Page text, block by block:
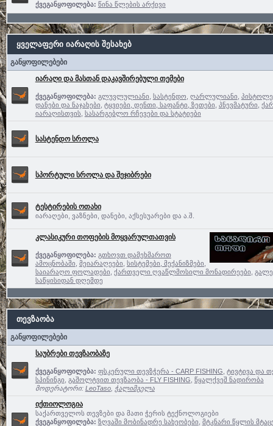
ქვეგანყოფილება: წინა წლების არქივი
ყველაფერი იარაღის შესახებ
განყოფილებები
იარაღი და მასთან დაკავშირებული თემები
ქვეგანყოფილება: გლუვლულიანი სასტენდო ღარლულიანი
დანები და ნაჯახები ტყვიები, დენთი, საფანტი, ზეთები პნევმატური
იარაღისთვის, სასარგებლო რჩევები და სტატიები
სასტენდო სროლა
სპორტული სროლა და შეჯიბრები
ტესტირების ოთახი
იარაღები, ვაზნები, დანები, აქსესუარები და ა.შ.
კლასიკური თოფების მოყვარულთათვის
ქვეგანყოფილება: გთხოვთ დამეხმაროთ
ამოცნობაში მეიარაღეები სისტემები, მექანიზმები,
საიარაღო ფოლადები ქართველი ღვაწლმოსილი მონადირეები
საწყისიდან დღემდე
თევზაობა
განყოფილებები
საუბრები თევზაობაზე
ქვეგანყოფილება: ფსკერული თევზჭერა - CARP FISHING ტივტივა და
სპინინგი გაშოლტვით თევზაობა - FLY FISHING წყალქვეშ ნადირობა
მოდერატორი: LeoTaso, ჭალიმგელა
იქთიოლოგია
საქართველოს თევზები და მათი ჭერის ტექნოლოგიები
ქვეგანყოფილება: ზღვაში მობინადრე სახეობები მტკნარი წყლის